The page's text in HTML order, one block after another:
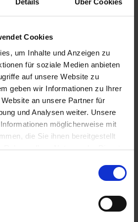
Details Über Cookies
Cookies
um Inhalte und Anzeigen zu
für soziale Medien anbieten
auf unsere Website zu
geben wir Informationen zu Ihrer
an unsere Partner für
und Analysen weiter. Unsere
möglicherweise mit
die Sie ihnen bereitgestellt
Rahmen Ihrer Nutzung der Dienste
Injektor-
Flachstrahldüse 110
Grad
zzgl. MwSt.
34,57 € / St
ZUM PRODUKT
persönlichen Preis